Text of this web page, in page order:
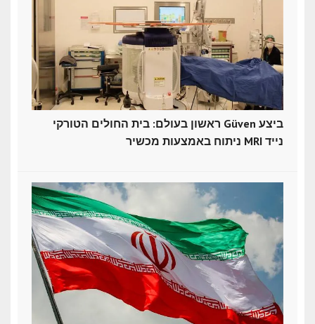
ראשון בעולם: בית החולים הטורקי Güven ביצע
ניתוח באמצעות מכשיר MRI נייד